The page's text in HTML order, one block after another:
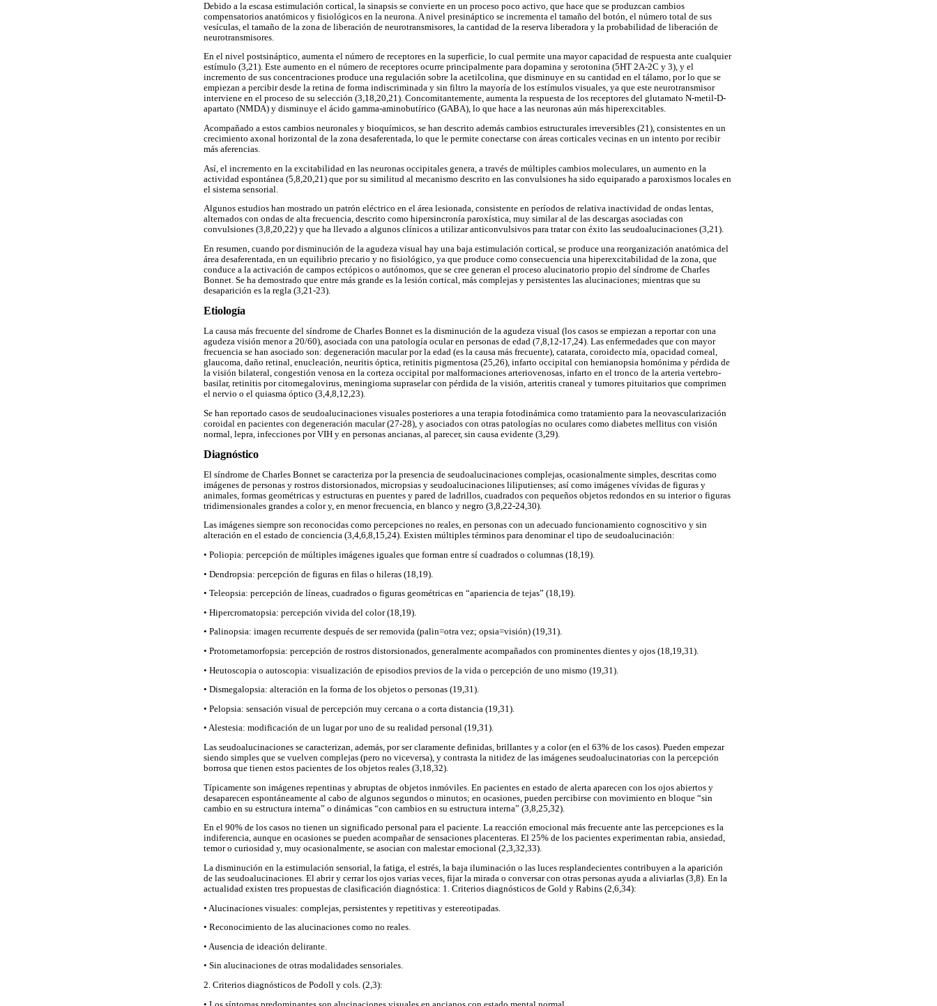
Debido a la escasa estimulación cortical, la sinapsis se convierte en un proceso poco activo, que hace que se produzcan cambios
compensatorios anatómicos y fisiológicos en la neurona. A nivel presináptico se incrementa el tamaño del botón, el número total de sus
vesículas, el tamaño de la zona de liberación de neurotransmisores, la cantidad de la reserva liberadora y la probabilidad de liberación de
neurotransmisores.
En el nivel postsináptico, aumenta el número de receptores en la superficie, lo cual permite una mayor capacidad de respuesta ante cualquier
estímulo (3,21). Este aumento en el número de receptores ocurre principalmente para dopamina y serotonina (5HT 2A-2C y 3), y el
incremento de sus concentraciones produce una regulación sobre la acetilcolina, que disminuye en su cantidad en el tálamo, por lo que se
empiezan a percibir desde la retina de forma indiscriminada y sin filtro la mayoría de los estímulos visuales, ya que este neurotransmisor
interviene en el proceso de su selección (3,18,20,21). Concomitantemente, aumenta la respuesta de los receptores del glutamato N-metil-D-
apartato (NMDA) y disminuye el ácido gamma-aminobutírico (GABA), lo que hace a las neuronas aún más hiperexcitables.
Acompañado a estos cambios neuronales y bioquímicos, se han descrito además cambios estructurales irreversibles (21), consistentes en un
crecimiento axonal horizontal de la zona desaferentada, lo que le permite conectarse con áreas corticales vecinas en un intento por recibir
más aferencias.
Así, el incremento en la excitabilidad en las neuronas occipitales genera, a través de múltiples cambios moleculares, un aumento en la
actividad espontánea (5,8,20,21) que por su similitud al mecanismo descrito en las convulsiones ha sido equiparado a paroxismos locales en
el sistema sensorial.
Algunos estudios han mostrado un patrón eléctrico en el área lesionada, consistente en períodos de relativa inactividad de ondas lentas,
alternados con ondas de alta frecuencia, descrito como hipersincronía paroxística, muy similar al de las descargas asociadas con
convulsiones (3,8,20,22) y que ha llevado a algunos clínicos a utilizar anticonvulsivos para tratar con éxito las seudoalucinaciones (3,21).
En resumen, cuando por disminución de la agudeza visual hay una baja estimulación cortical, se produce una reorganización anatómica del
área desaferentada, en un equilibrio precario y no fisiológico, ya que produce como consecuencia una hiperexcitabilidad de la zona, que
conduce a la activación de campos ectópicos o autónomos, que se cree generan el proceso alucinatorio propio del síndrome de Charles
Bonnet. Se ha demostrado que entre más grande es la lesión cortical, más complejas y persistentes las alucinaciones; mientras que su
desaparición es la regla (3,21-23).
Etiología
La causa más frecuente del síndrome de Charles Bonnet es la disminución de la agudeza visual (los casos se empiezan a reportar con una
agudeza visión menor a 20/60), asociada con una patología ocular en personas de edad (7,8,12-17,24). Las enfermedades que con mayor
frecuencia se han asociado son: degeneración macular por la edad (es la causa más frecuente), catarata, coroidecto mía, opacidad corneal,
glaucoma, daño retinal, enucleación, neuritis óptica, retinitis pigmentosa (25,26), infarto occipital con hemianopsia homónima y pérdida de
la visión bilateral, congestión venosa en la corteza occipital por malformaciones arteriovenosas, infarto en el tronco de la arteria vertebro-
basilar, retinitis por citomegalovirus, meningioma supraselar con pérdida de la visión, arteritis craneal y tumores pituitarios que comprimen
el nervio o el quiasma óptico (3,4,8,12,23).
Se han reportado casos de seudoalucinaciones visuales posteriores a una terapia fotodinámica como tratamiento para la neovascularización
coroidal en pacientes con degeneración macular (27-28), y asociados con otras patologías no oculares como diabetes mellitus con visión
normal, lepra, infecciones por VIH y en personas ancianas, al parecer, sin causa evidente (3,29).
Diagnóstico
El síndrome de Charles Bonnet se caracteriza por la presencia de seudoalucinaciones complejas, ocasionalmente simples, descritas como
imágenes de personas y rostros distorsionados, micropsias y seudoalucinaciones liliputienses; así como imágenes vívidas de figuras y
animales, formas geométricas y estructuras en puentes y pared de ladrillos, cuadrados con pequeños objetos redondos en su interior o figuras
tridimensionales grandes a color y, en menor frecuencia, en blanco y negro (3,8,22-24,30).
Las imágenes siempre son reconocidas como percepciones no reales, en personas con un adecuado funcionamiento cognoscitivo y sin
alteración en el estado de conciencia (3,4,6,8,15,24). Existen múltiples términos para denominar el tipo de seudoalucinación:
• Poliopia: percepción de múltiples imágenes iguales que forman entre sí cuadrados o columnas (18,19).
• Dendropsia: percepción de figuras en filas o hileras (18,19).
• Teleopsia: percepción de líneas, cuadrados o figuras geométricas en “apariencia de tejas” (18,19).
• Hipercromatopsia: percepción vivida del color (18,19).
• Palinopsia: imagen recurrente después de ser removida (palin=otra vez; opsia=visión) (19,31).
• Protometamorfopsia: percepción de rostros distorsionados, generalmente acompañados con prominentes dientes y ojos (18,19,31).
• Heutoscopia o autoscopia: visualización de episodios previos de la vida o percepción de uno mismo (19,31).
• Dismegalopsia: alteración en la forma de los objetos o personas (19,31).
• Pelopsia: sensación visual de percepción muy cercana o a corta distancia (19,31).
• Alestesia: modificación de un lugar por uno de su realidad personal (19,31).
Las seudoalucinaciones se caracterizan, además, por ser claramente definidas, brillantes y a color (en el 63% de los casos). Pueden empezar
siendo simples que se vuelven complejas (pero no viceversa), y contrasta la nitidez de las imágenes seudoalucinatorias con la percepción
borrosa que tienen estos pacientes de los objetos reales (3,18,32).
Típicamente son imágenes repentinas y abruptas de objetos inmóviles. En pacientes en estado de alerta aparecen con los ojos abiertos y
desaparecen espontáneamente al cabo de algunos segundos o minutos; en ocasiones, pueden percibirse con movimiento en bloque “sin
cambio en su estructura interna” o dinámicas “con cambios en su estructura interna” (3,8,25,32).
En el 90% de los casos no tienen un significado personal para el paciente. La reacción emocional más frecuente ante las percepciones es la
indiferencia, aunque en ocasiones se pueden acompañar de sensaciones placenteras. El 25% de los pacientes experimentan rabia, ansiedad,
temor o curiosidad y, muy ocasionalmente, se asocian con malestar emocional (2,3,32,33).
La disminución en la estimulación sensorial, la fatiga, el estrés, la baja iluminación o las luces resplandecientes contribuyen a la aparición
de las seudoalucinaciones. El abrir y cerrar los ojos varias veces, fijar la mirada o conversar con otras personas ayuda a aliviarlas (3,8). En la
actualidad existen tres propuestas de clasificación diagnóstica: 1. Criterios diagnósticos de Gold y Rabins (2,6,34):
• Alucinaciones visuales: complejas, persistentes y repetitivas y estereotipadas.
• Reconocimiento de las alucinaciones como no reales.
• Ausencia de ideación delirante.
• Sin alucinaciones de otras modalidades sensoriales.
2. Criterios diagnósticos de Podoll y cols. (2,3):